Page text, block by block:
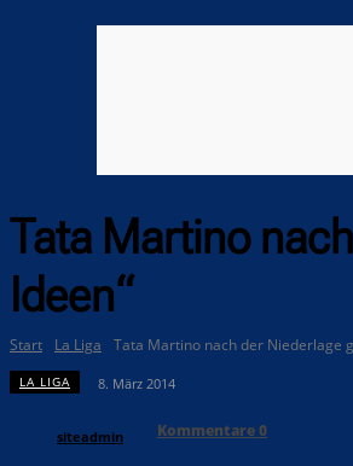
Tata Martino
Ideen“
Start La Liga Tata Martino nach der Niederlage
LA LIGA 8. März 2014
siteadmin Kommentare0